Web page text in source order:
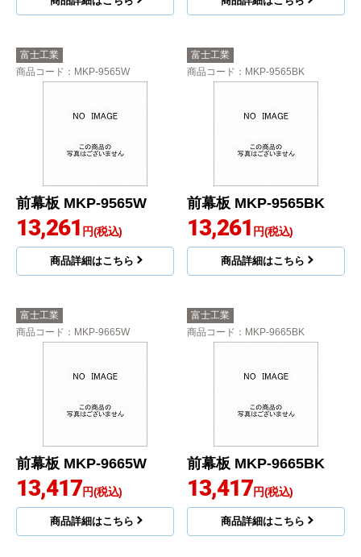
富士工業
商品コード ：MKP-9565W
前幕板 MKP-9565W
13,261 円(税込)
商品詳細はこちら
富士工業
商品コード ：MKP-9565BK
前幕板 MKP-9565BK
13,261 円(税込)
商品詳細はこちら
富士工業
商品コード ：MKP-9665W
前幕板 MKP-9665W
13,417円(税込)
商品詳細はこちら
富士工業
商品コード ：MKP-9665BK
前幕板 MKP-9665BK
13,417円(税込)
商品詳細はこちら